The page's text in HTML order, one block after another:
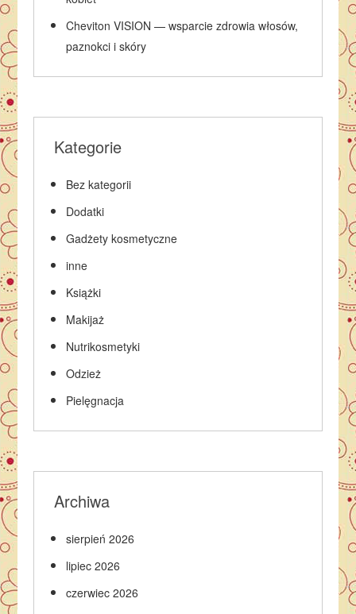
Cheviton VISION — wsparcie zdrowia włosów,
paznokci i skóry
Kategorie
Bez kategorii
Dodatki
Gadżety kosmetyczne
inne
Książki
Makijaż
Nutrikosmetyki
Odzież
Pielęgnacja
Archiwa
sierpień 2026
lipiec 2026
czerwiec 2026